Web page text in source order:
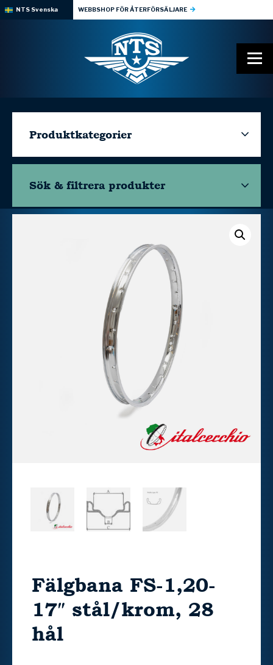
NTS Svenska WEBBSHOP FÖR ÅTERFÖRSÄLJARE
Produktkategorier
Sök & filtrera produkter
Fälgbana FS-1,20-
17″ stål/krom, 28
hål